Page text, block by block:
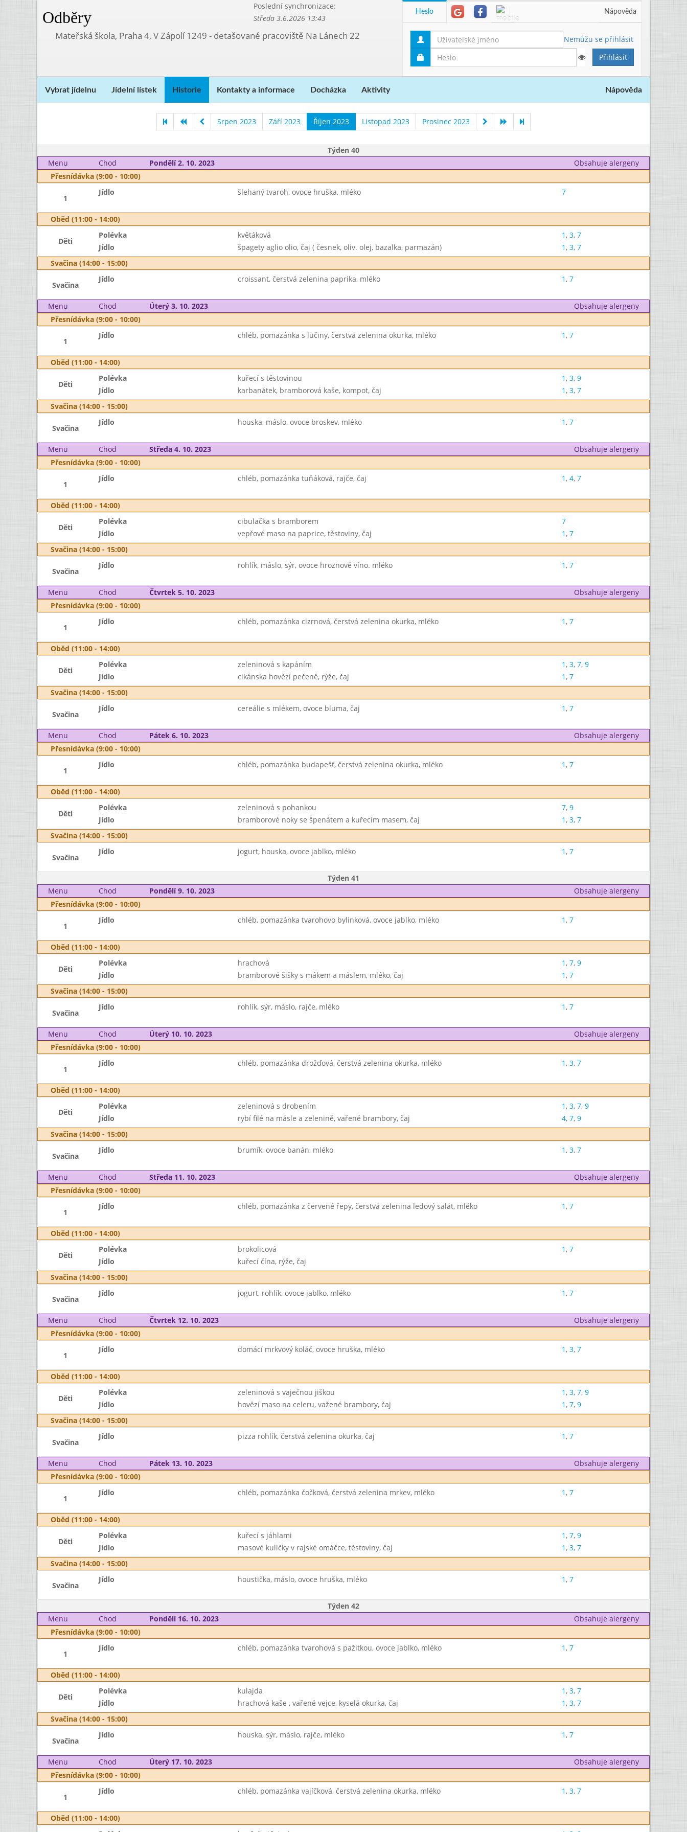
Odběry
Poslední synchronizace:
Středa 3.6.2026 13:43
Mateřská škola, Praha 4, V Zápolí 1249 - detašované pracoviště Na Lánech 22
Heslo Nápověda
Nemůžu se přihlásit
Vybrat jídelnu Jídelní lístek Historie Kontakty a informace Docházka Aktivity Nápověda
Srpen 2023 Září 2023 Říjen 2023 Listopad 2023 Prosinec 2023
Týden 40
Menu
Chod Pondělí 2. 10. 2023
Obsahuje alergeny
Přesnídávka (9:00 - 10:00)
1
Jídlo šlehaný tvaroh, ovoce hruška, mléko 7
Oběd (11:00 - 14:00)
Děti
Polévka květáková 1, 3, 7
Jídlo
špagety aglio olio, čaj ( česnek, oliv. olej, bazalka, parmazán) 1, 3, 7
Svačina (14:00 - 15:00)
Svačina
Jídlo croissant, čerstvá zelenina paprika, mléko 1, 7
Menu Chod Úterý 3. 10. 2023
Obsahuje alergeny
Přesnídávka (9:00 - 10:00)
1
Jídlo chléb, pomazánka s lučiny, čerstvá zelenina okurka, mléko 1, 7
Oběd (11:00 - 14:00)
Děti
Polévka kuřecí s těstovinou 1, 3, 9
Jídlo
karbanátek, bramborová kaše, kompot, čaj 1, 3, 7
Svačina (14:00 - 15:00)
Svačina
Jídlo houska, máslo, ovoce broskev, mléko 1, 7
Menu Chod Středa 4. 10. 2023
Obsahuje alergeny
Přesnídávka (9:00 - 10:00)
1
Jídlo chléb, pomazánka tuňáková, rajče, čaj 1, 4, 7
Oběd (11:00 - 14:00)
Děti
Polévka cibulačka s bramborem
7
Jídlo
vepřové maso na paprice, těstoviny, čaj 1, 7
Svačina (14:00 - 15:00)
Svačina
Jídlo rohlík, máslo, sýr, ovoce hroznové víno. mléko 1, 7
Menu Chod Čtvrtek 5. 10. 2023
Obsahuje alergeny
Přesnídávka (9:00 - 10:00)
1
Jídlo chléb, pomazánka cizrnová, čerstvá zelenina okurka, mléko 1, 7
Oběd (11:00 - 14:00)
Děti
Polévka zeleninová s kapáním 1, 3, 7, 9
Jídlo
cikánska hovězí pečeně, rýže, čaj 1, 7
Svačina (14:00 - 15:00)
Svačina
Jídlo cereálie s mlékem, ovoce bluma, čaj 1, 7
Menu Chod Pátek 6. 10. 2023
Obsahuje alergeny
Přesnídávka (9:00 - 10:00)
1
Jídlo chléb, pomazánka budapešť, čerstvá zelenina okurka, mléko 1, 7
Oběd (11:00 - 14:00)
Děti
Polévka zeleninová s pohankou 7, 9
Jídlo
bramborové noky se špenátem a kuřecím masem, čaj 1, 3, 7
Svačina (14:00 - 15:00)
Svačina
Jídlo jogurt, houska, ovoce jablko, mléko 1, 7
Týden 41
Menu
Chod Pondělí 9. 10. 2023
Obsahuje alergeny
Přesnídávka (9:00 - 10:00)
1
Jídlo chléb, pomazánka tvarohovo bylinková, ovoce jablko, mléko 1, 7
Oběd (11:00 - 14:00)
Děti
Polévka hrachová 1, 7, 9
Jídlo
bramborové šišky s mákem a máslem, mléko, čaj 1, 7
Svačina (14:00 - 15:00)
Svačina
Jídlo rohlík, sýr, máslo, rajče, mléko 1, 7
Menu Chod Úterý 10. 10. 2023
Obsahuje alergeny
Přesnídávka (9:00 - 10:00)
1
Jídlo chléb, pomazánka drožďová, čerstvá zelenina okurka, mléko 1, 3, 7
Oběd (11:00 - 14:00)
Děti
Polévka zeleninová s drobením 1, 3, 7, 9
Jídlo
rybí filé na másle a zelenině, vařené brambory, čaj 4, 7, 9
Svačina (14:00 - 15:00)
Svačina
Jídlo brumík, ovoce banán, mléko 1, 3, 7
Menu Chod Středa 11. 10. 2023
Obsahuje alergeny
Přesnídávka (9:00 - 10:00)
1
Jídlo chléb, pomazánka z červené řepy, čerstvá zelenina ledový salát, mléko 1, 7
Oběd (11:00 - 14:00)
Děti
Polévka brokolicová 1, 7
Jídlo
kuřecí čína, rýže, čaj
Svačina (14:00 - 15:00)
Svačina
Jídlo jogurt, rohlík, ovoce jablko, mléko 1, 7
Menu Chod Čtvrtek 12. 10. 2023
Obsahuje alergeny
Přesnídávka (9:00 - 10:00)
1
Jídlo domácí mrkvový koláč, ovoce hruška, mléko 1, 3, 7
Oběd (11:00 - 14:00)
Děti
Polévka zeleninová s vaječnou jiškou 1, 3, 7, 9
Jídlo
hovězí maso na celeru, važené brambory, čaj 1, 7, 9
Svačina (14:00 - 15:00)
Svačina
Jídlo pizza rohlík, čerstvá zelenina okurka, čaj 1, 7
Menu Chod Pátek 13. 10. 2023
Obsahuje alergeny
Přesnídávka (9:00 - 10:00)
1
Jídlo chléb, pomazánka čočková, čerstvá zelenina mrkev, mléko 1, 7
Oběd (11:00 - 14:00)
Děti
Polévka kuřecí s jáhlami 1, 7, 9
Jídlo
masové kuličky v rajské omáčce, těstoviny, čaj 1, 3, 7
Svačina (14:00 - 15:00)
Svačina
Jídlo houstička, máslo, ovoce hruška, mléko 1, 7
Týden 42
Menu
Chod Pondělí 16. 10. 2023
Obsahuje alergeny
Přesnídávka (9:00 - 10:00)
1
Jídlo chléb, pomazánka tvarohová s pažitkou, ovoce jablko, mléko 1, 7
Oběd (11:00 - 14:00)
Děti
Polévka kulajda 1, 3, 7
Jídlo
hrachová kaše , vařené vejce, kyselá okurka, čaj 1, 3, 7
Svačina (14:00 - 15:00)
Svačina
Jídlo houska, sýr, máslo, rajče, mléko 1, 7
Menu Chod Úterý 17. 10. 2023
Obsahuje alergeny
Přesnídávka (9:00 - 10:00)
1
Jídlo chléb, pomazánka vajíčková, čerstvá zelenina okurka, mléko 1, 3, 7
Oběd (11:00 - 14:00)